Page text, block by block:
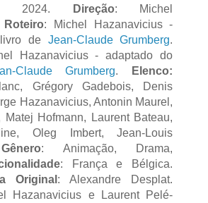
2024.
Direção: Michel
Roteiro: Michel Hazanavicius -
de Jean-Claude Grumberg.
Hazanavicius - adaptado do
Claude Grumberg. Elenco:
Grégory Gadebois, Denis
Hazanavicius, Antonin Maurel,
Matej Hofmann, Laurent Bateau,
Oleg Imbert, Jean-Louis
Gênero: Animação, Drama,
: França e Bélgica.
Original : Alexandre Desplat.
Hazanavicius e Laurent Pelé-